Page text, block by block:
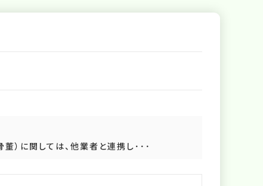
）に関しては、他業者と連携し･･･